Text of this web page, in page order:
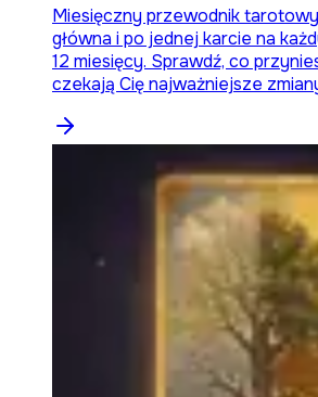
Miesięczny przewodnik
główna i po jednej karcie na
12 miesięcy. Sprawdź, co
czekają Cię najważniejsze